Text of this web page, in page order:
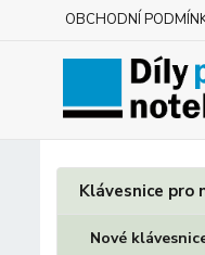
OBCHODNÍ
Klávesnice pro
Nové